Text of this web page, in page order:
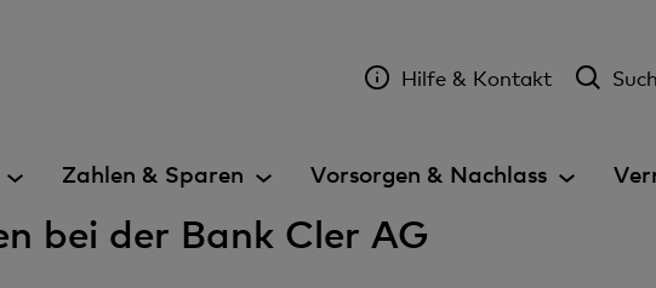
Hilfe & Kontakt
Zahlen & Sparen Vorsorgen & Nachlass
bei der Bank Cler AG